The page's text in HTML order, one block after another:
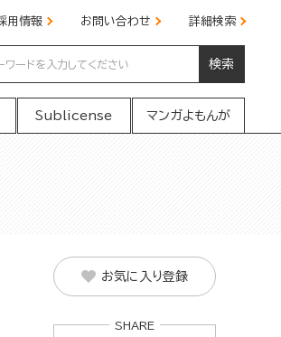
用情報 お問い合わせ 詳細検索
検索
Sublicense マンガよもんが
お気に入り登録
SHARE